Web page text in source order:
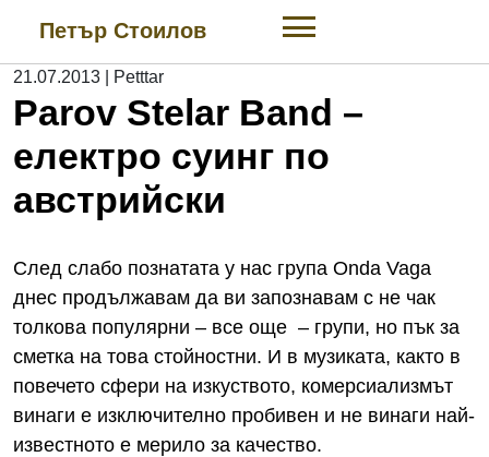
content
Петър Стоилов
21.07.2013 Petttar
Parov Stelar Band –
eлектро суинг по
австрийски
След слабо познатата у нас група Onda Vaga
днес продължавам да ви запознавам с не чак
толкова популярни – все още – групи, но пък за
сметка на това стойностни. И в музиката, както в
повечето сфери на изкуството, комерсиализмът
винаги е изключително пробивен и не винаги най-
известното е мерило за качество.